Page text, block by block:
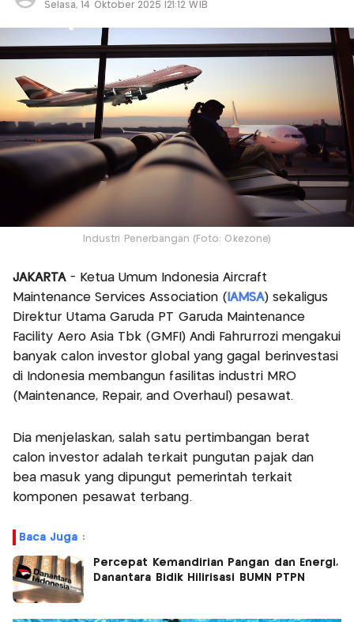
Selasa, 14 Oktober 2025 |21:12 WIB
Industri Penerbangan (Foto: Okezone)
JAKARTA- Ketua Umum Indonesia Aircraft
Maintenance Services Association ( IAMSA) sekaligus
Direktur Utama Garuda PT Garuda Maintenance
Facility Aero Asia Tbk (GMFI) Andi Fahrurrozi mengakui
banyak calon investor global yang gagal berinvestasi
di Indonesia membangun fasilitas industri MRO
(Maintenance, Repair, and Overhaul) pesawat.
Dia menjelaskan, salah satu pertimbangan berat
calon investor adalah terkait pungutan pajak dan
bea masuk yang dipungut pemerintah terkait
komponen pesawat terbang.
Baca Juga :
Percepat Kemandirian Pangan dan Energi,
Danantara Bidik Hilirisasi BUMN PTPN